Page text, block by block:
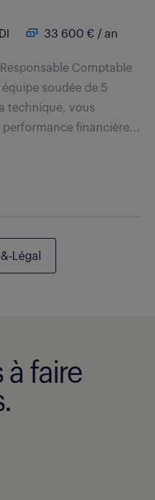
33 600 € / an
Comptable
soudée de 5
technique, vous
financière...
Légal
à faire